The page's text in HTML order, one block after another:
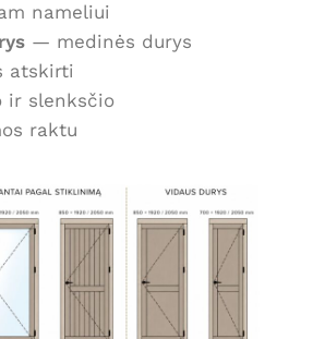
nameliui
— medinės durys
atskirti
ir slenksčio
raktu